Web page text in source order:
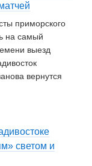
приморского
на самый
выезд
вернутся
светом и